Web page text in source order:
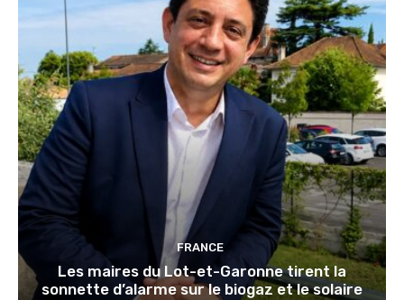
FRANCE
Les maires du Lot-et-Garonne tirent la
sonnette d’alarme sur le biogaz et le solaire